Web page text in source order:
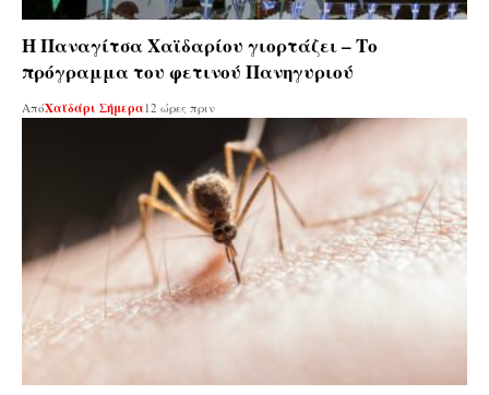
Η Παναγίτσα Χαϊδαρίου γιορτάζει – Το
πρόγραμμα του φετινού Πανηγυριού
ΑπόΧαϊδάρι Σήμερα12 ώρες πριν